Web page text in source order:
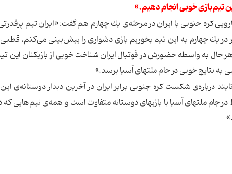
تیم بازی خوبی انجام دهیم.»
كره جنوبی با ایران در مرحله‌ی یك چهارم هم گفت: «ایران تیم
یك چهارم به این تیم بخوریم بازی دشواری را پیش‌بینی می‌كنم.
حال به واسطه حضورش در فوتبال ایران شناخت خوبی از بازیكنان این
به نتایج خوبی در جام ملتهای آسیا برسد.»
درباره‌ی شكست كره جنوبی برابر ایران در آخرین دیدار دوستانه‌ی
جام ملتهای آسیا با بازیهای دوستانه متفاوت است و همه‌ی تیم‌هایی كه